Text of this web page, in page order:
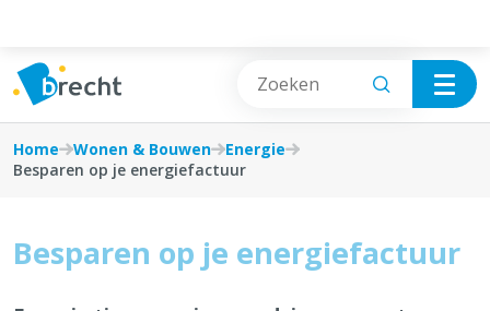
Plannen en bouwvoorschriften
Burgerzaken
Afval, Natuur & Milieu
Home Wonen & Bouwen
Energie
Besparen op je energiefactuur
Besparen op je energiefactuur